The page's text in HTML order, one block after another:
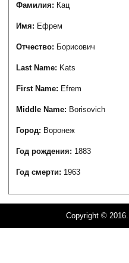
Фамилия: Кац
Имя: Ефрем
Отчество: Борисович
Last Name: Kats
First Name: Efrem
Middle Name: Borisovich
Город: Воронеж
Год рождения: 1883
Год смерти: 1963
Copyright ©